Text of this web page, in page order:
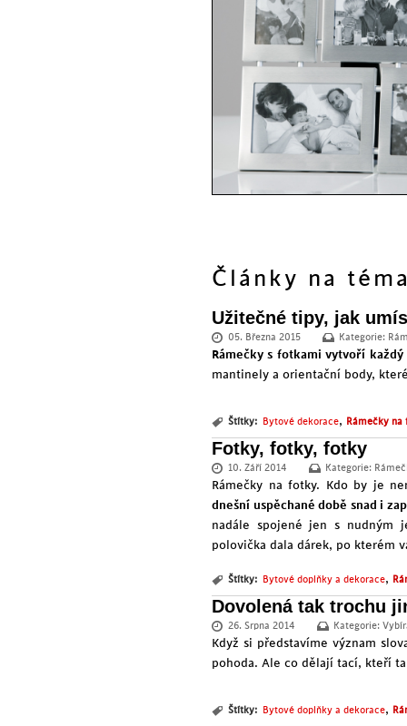
Články na
Užitečné tipy, jak
05. Března 2015 Kategorie:
Rámečky s fotkami vytvoří
mantinely a orientační body,
Štítky: Bytové dekorace, Rámečky na
Fotky, fotky, fotky
10. Září 2014 Kategorie:
Rámečky na fotky. Kdo by je
dnešní uspěchané době snad i
nadále spojené jen s nudným
polovička dala dárek, po kterém
Štítky: Bytové doplňky a dekorace,
Dovolená tak trochu
26. Srpna 2014 Kategorie:
Když si představíme význam
pohoda. Ale co dělají tací, kteří
Štítky: Bytové doplňky a dekorace,